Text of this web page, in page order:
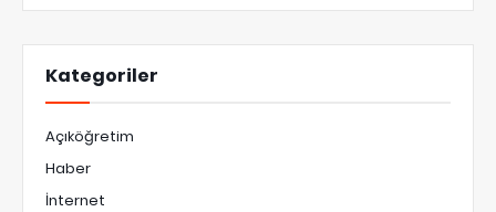
Kategoriler
Açıköğretim
Haber
İnternet